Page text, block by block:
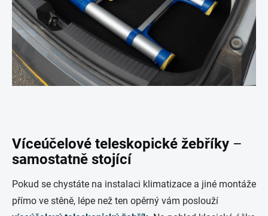
Víceúčelové teleskopické žebříky –
samostatně stojící
Pokud se chystáte na instalaci klimatizace a jiné montáže
přímo ve stěně, lépe než ten opěrný vám poslouží